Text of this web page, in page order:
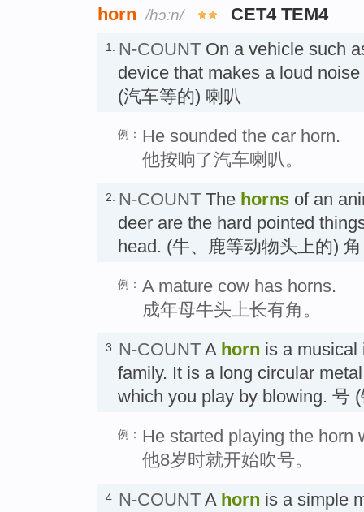
horn /hɔːn/ CET4 TEM4
1. N-COUNT On a vehicle such
device that makes a loud
(汽车等的) 喇叭
例： He sounded the car horn.
他按响了汽车喇叭。
2. N-COUNT The horns of an
deer are the hard pointed
head. (牛、鹿等动物头上的) 角
例： A mature cow has horns.
成年母牛头上长有角。
3. N-COUNT A horn is a musical
family. It is a long circular
which you play by blowing. 号
例： He started playing the horn
他8岁时就开始吹号。
4. N-COUNT A horn is a simple